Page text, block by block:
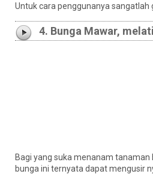
Untuk cara penggunanya sangatlah
4. Bunga Mawar,
Bagi yang suka menanam
bunga ini ternyata dapat mengusir